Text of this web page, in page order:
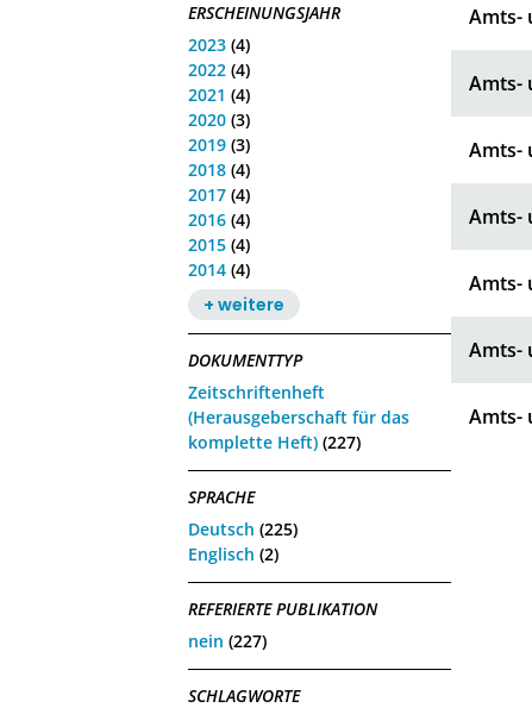
ERSCHEINUNGSJAHR
2023 (4)
2022 (4)
2021 (4)
2020 (3)
2019 (3)
2018 (4)
2017 (4)
2016 (4)
2015 (4)
2014 (4)
+ weitere
DOKUMENTTYP
Zeitschriftenheft
(Herausgeberschaft für das
komplette Heft) (227)
SPRACHE
Deutsch (225)
Englisch (2)
REFERIERTE PUBLIKATION
nein (227)
SCHLAGWORTE
Amts-
Amts-
Amts-
Amts-
Amts-
Amts-
Amts-